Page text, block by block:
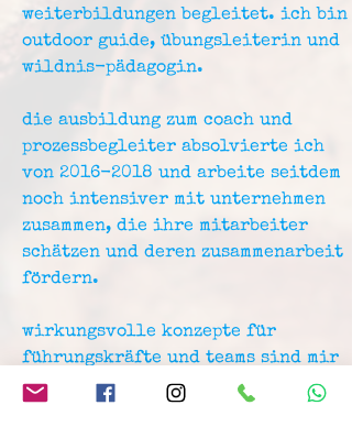
weiterbildungen begleitet. ich bin
outdoor guide, übungsleiterin und
wildnis-pädagogin.
die ausbildung zum coach und
prozessbegleiter absolvierte ich
von 2016-2018 und arbeite seitdem
noch intensiver mit unternehmen
zusammen, die ihre mitarbeiter
schätzen und deren zusammenarbeit
fördern.
wirkungsvolle konzepte für
führungskräfte und teams sind mir
ein besonderes anliegen. dafür